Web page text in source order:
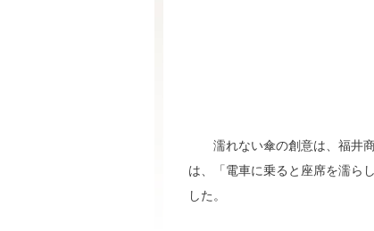
濡れない傘の創意は、福井
は、「電車に乗ると座席を濡ら
した。